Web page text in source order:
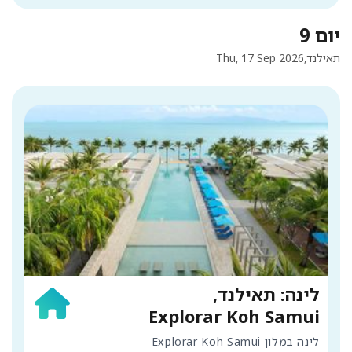
יום 9
Thu, 17 Sep 2026תאילנד,
לינה: תאילנד,
Explorar Koh Samui